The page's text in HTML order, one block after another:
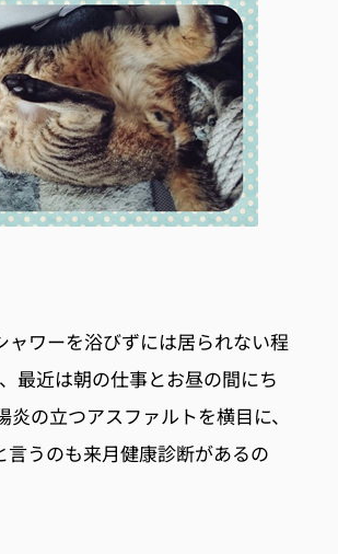
ワーを浴びずには居られない程
最近は朝の仕事とお昼の間にち
の立つアスファルトを横目に、
うのも来月健康診断があるの